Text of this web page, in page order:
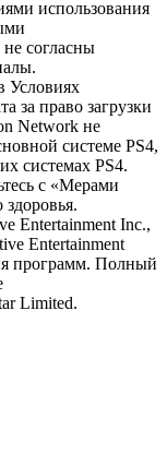
использования
согласны
Условиях
за право загрузки
Network не
системе PS4,
системах PS4.
с «Мерами
Entertainment Inc.,
Entertainment
программ. Полный
Limited.